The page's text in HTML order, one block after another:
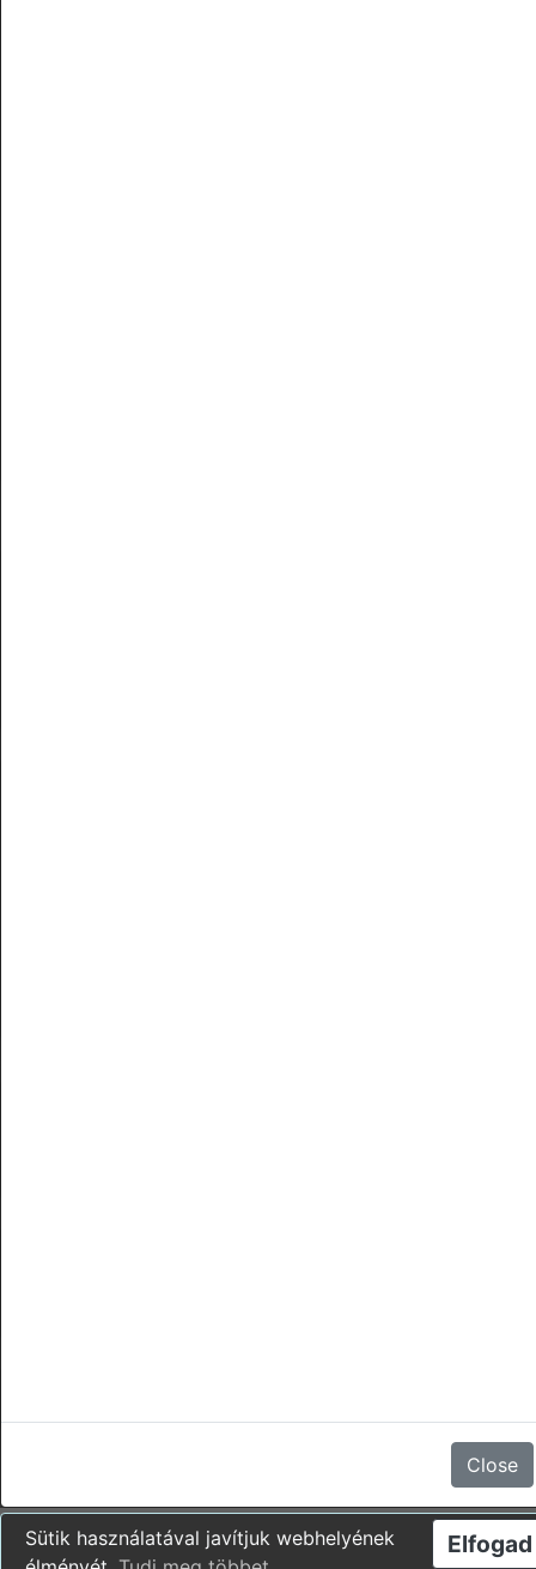
Close
Elfogad
Sütik használatával javítjuk webhelyének